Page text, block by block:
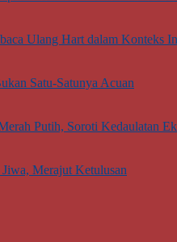
Ulang Hart dalam Konteks
Satu-Satunya Acuan
Putih, Soroti Kedaulatan
Merajut Ketulusan